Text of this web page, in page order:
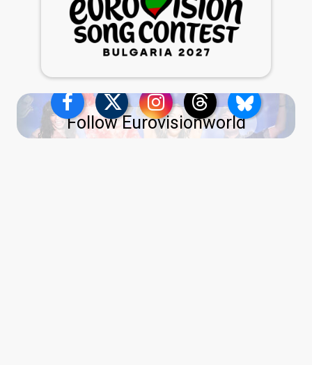
Follow Eurovisionworld